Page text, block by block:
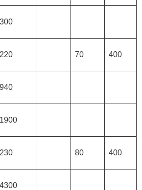
300
220 70 400
940
1900
230 80 400
4300